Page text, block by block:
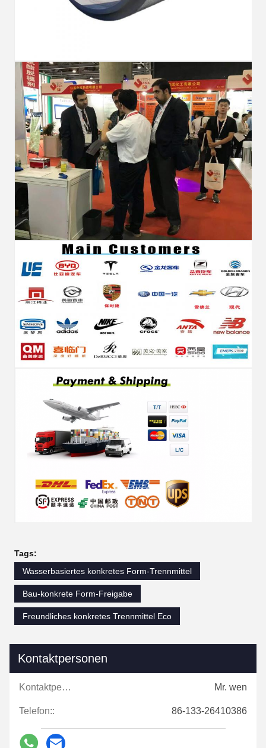
Tags:
Wasserbasiertes konkretes Form-Trennmittel
Bau-konkrete Form-Freigabe
Freundliches konkretes Trennmittel Eco
Kontaktpersonen
Kontaktpersonen: Mr. wen
Telefon:: 86-133-26410386